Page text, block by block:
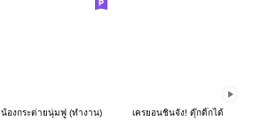
น้องกระต่ายนุ่มฟู (ทำงาน) เครยอนชินจัง! ดุ๊กดิ๊กได้